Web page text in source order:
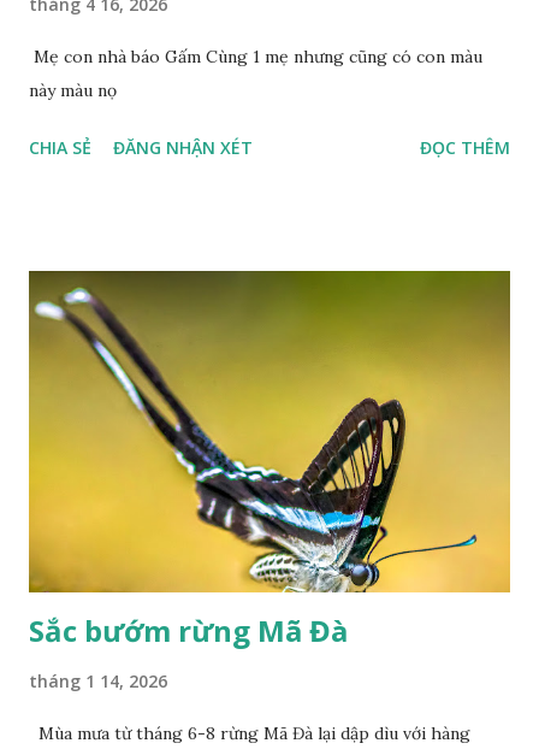
tháng 4 16, 2026
Mẹ con nhà báo Gấm Cùng 1 mẹ nhưng cũng có con màu
này màu nọ
CHIA SẺ ĐĂNG NHẬN XÉT ĐỌC THÊM
Sắc bướm rừng Mã Đà
tháng 1 14, 2026
Mùa mưa từ tháng 6-8 rừng Mã Đà lại dập dìu với hàng